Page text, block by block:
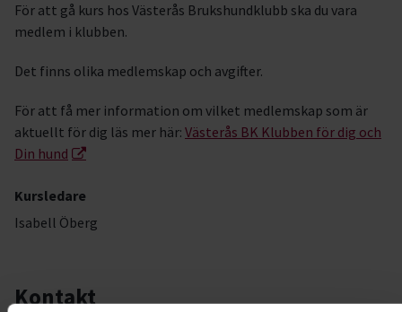
För att gå kurs hos Västerås Brukshundklubb ska du vara
medlem i klubben.
Det finns olika medlemskap och avgifter.
För att få mer information om vilket medlemskap som är
aktuellt för dig läs mer här: Västerås BK Klubben för dig och
Din hund
Kursledare
Isabell Öberg
Kontakt